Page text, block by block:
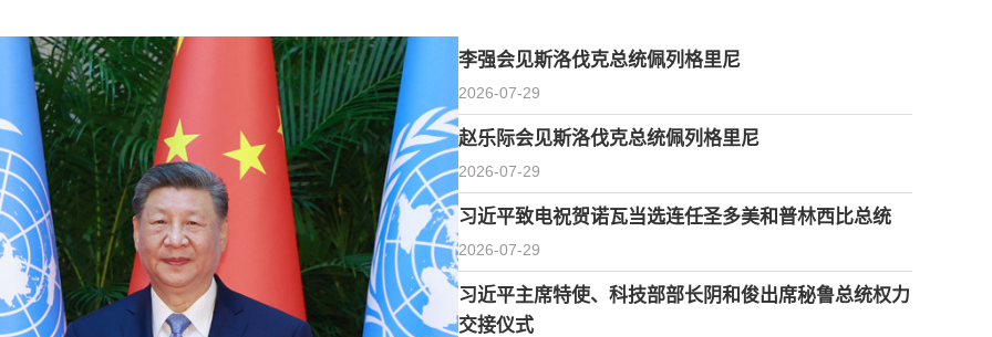
李强会见斯洛伐克总统佩列格里尼
2026-07-29
赵乐际会见斯洛伐克总统佩列格里尼
2026-07-29
习近平致电祝贺诺瓦当选连任圣多美和普林西比总统
2026-07-29
习近平主席特使、科技部部长阴和俊出席秘鲁总统权力
交接仪式